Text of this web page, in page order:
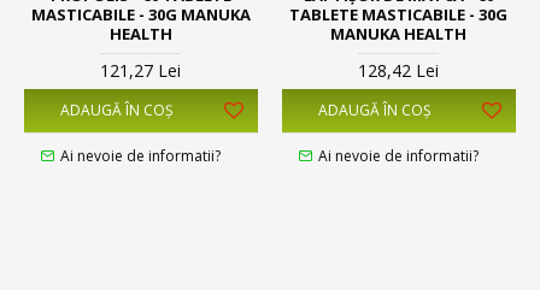
MASTICABILE - 30G MANUKA
HEALTH
121,27 Lei
ADAUGĂ ÎN COŞ
Ai nevoie de informatii?
TABLETE MASTICABILE - 30G
MANUKA HEALTH
128,42 Lei
ADAUGĂ ÎN COŞ
Ai nevoie de informatii?